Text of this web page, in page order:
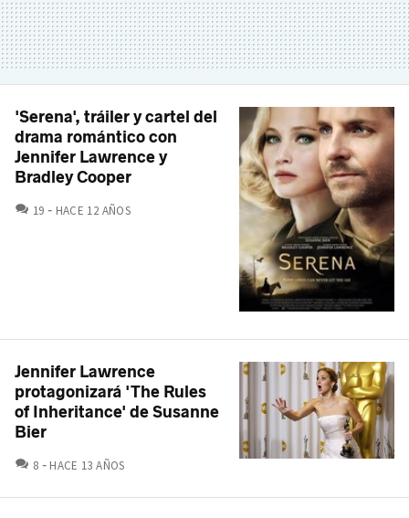
'Serena', tráiler y cartel del
drama romántico con
Jennifer Lawrence y
Bradley Cooper
19 COMENTARIOS
HACE 12 AÑOS
Jennifer Lawrence
protagonizará 'The Rules
of Inheritance' de Susanne
Bier
8 COMENTARIOS
HACE 13 AÑOS